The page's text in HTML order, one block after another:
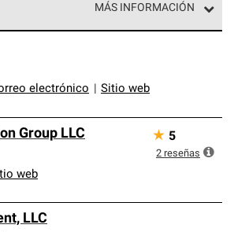
MÁS INFORMACIÓN
de profesionales de techos
estándares y requisitos estrictos
y confiabilidad.
electrónico Sitio web
Group LLC
web
★ 5
2 reseñas
LLC